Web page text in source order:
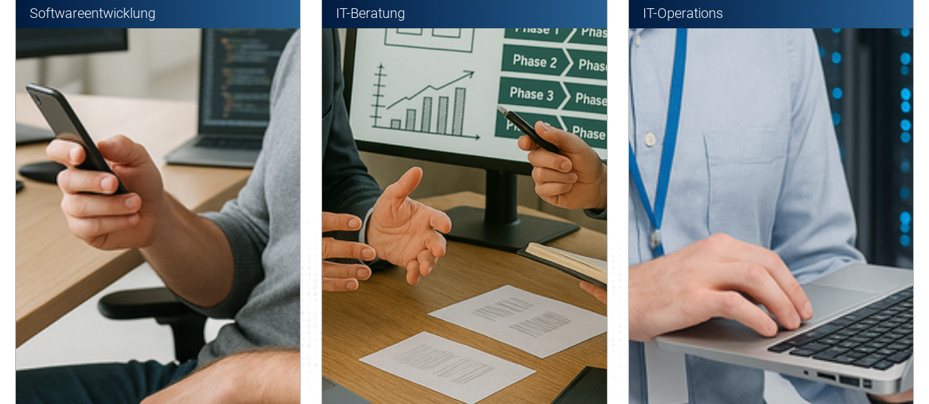
Softwareentwicklung IT-Beratung IT-Operations